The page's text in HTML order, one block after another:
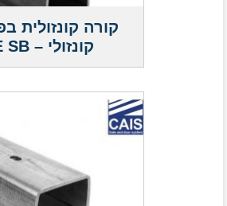
קונזולי – CAIS STAGE SB